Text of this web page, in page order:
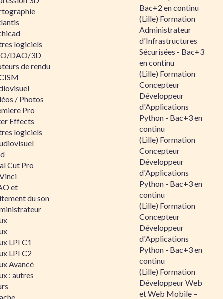
logiciels
DAO/3D
de rendu
/ Photos
Pro
Effects
logiciels
Cut Pro
et
du son
LPI C1
LPI C2
Avancé
: autres
Bac+2 en continu
(Lille) Formation
Administrateur
d'Infrastructures
Sécurisées - Bac+3
en continu
(Lille) Formation
Concepteur
Développeur
d'Applications
Python - Bac+3 en
continu
(Lille) Formation
Concepteur
Développeur
d'Applications
Python - Bac+3 en
continu
(Lille) Formation
Concepteur
Développeur
d'Applications
Python - Bac+3 en
continu
(Lille) Formation
Développeur Web
et Web Mobile –